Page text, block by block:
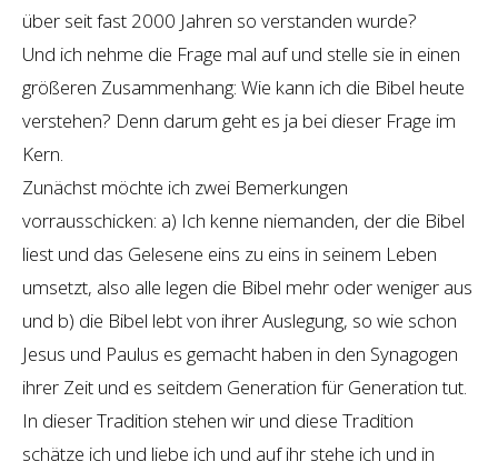
über seit fast 2000 Jahren so verstanden wurde?
Und ich nehme die Frage mal auf und stelle sie in einen
größeren Zusammenhang: Wie kann ich die Bibel heute
verstehen? Denn darum geht es ja bei dieser Frage im
Kern.
Zunächst möchte ich zwei Bemerkungen
vorrausschicken: a) Ich kenne niemanden, der die Bibel
liest und das Gelesene eins zu eins in seinem Leben
umsetzt, also alle legen die Bibel mehr oder weniger aus
und b) die Bibel lebt von ihrer Auslegung, so wie schon
Jesus und Paulus es gemacht haben in den Synagogen
ihrer Zeit und es seitdem Generation für Generation tut.
In dieser Tradition stehen wir und diese Tradition
schätze ich und liebe ich und auf ihr stehe ich und in